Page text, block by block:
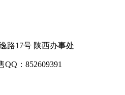
路17号 陕西办事处
QQ：852609391